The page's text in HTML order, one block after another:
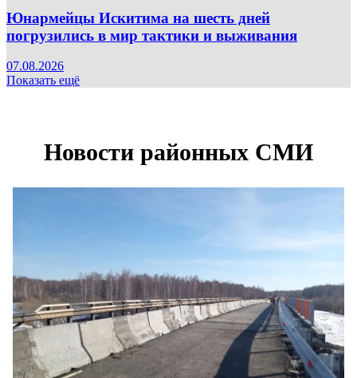
Юнармейцы Искитима на шесть дней
погрузились в мир тактики и выживания
07.08.2026
Показать ещё